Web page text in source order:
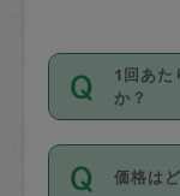
1回あた
か？
依頼1
超えて
価格は